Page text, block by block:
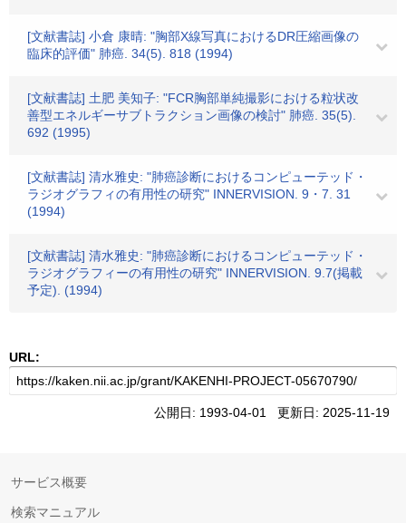
[文献書誌] 小倉 康晴: "胸部X線写真におけるDR圧縮画像の
臨床的評価" 肺癌. 34(5). 818 (1994)
[文献書誌] 土肥 美知子: "FCR胸部単純撮影における粒状改
善型エネルギーサブトラクション画像の検討" 肺癌. 35(5).
692 (1995)
[文献書誌] 清水雅史: "肺癌診断におけるコンピューテッド・
ラジオグラフィの有用性の研究" INNERVISION. 9・7. 31
(1994)
[文献書誌] 清水雅史: "肺癌診断におけるコンピューテッド・
ラジオグラフィーの有用性の研究" INNERVISION. 9.7(掲載
予定). (1994)
URL:
公開日: 1993-04-01 更新日: 2025-11-19
サービス概要
検索マニュアル